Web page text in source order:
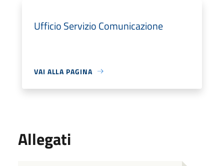
Ufficio Servizio Comunicazione
VAI ALLA PAGINA
Allegati